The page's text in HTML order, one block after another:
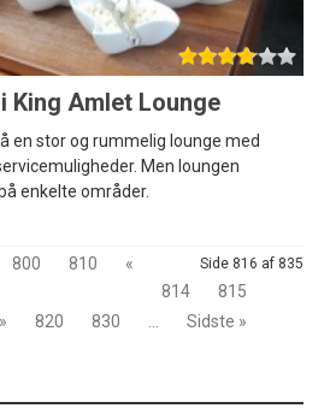
King Amlet Lounge
en stor og rummelig lounge med
Men loungen
enkelte områder.
Side 816 af 835
800 810
«
814
815
» 820 830 Sidste »